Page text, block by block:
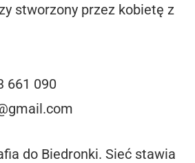
stworzony przez kobietę z
661 090
do Biedronki. Sieć stawia